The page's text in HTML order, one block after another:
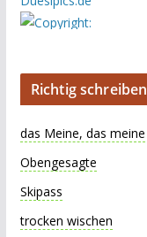
Richtig schreiben
das Meine, das meine
Obengesagte
Skipass
trocken wischen